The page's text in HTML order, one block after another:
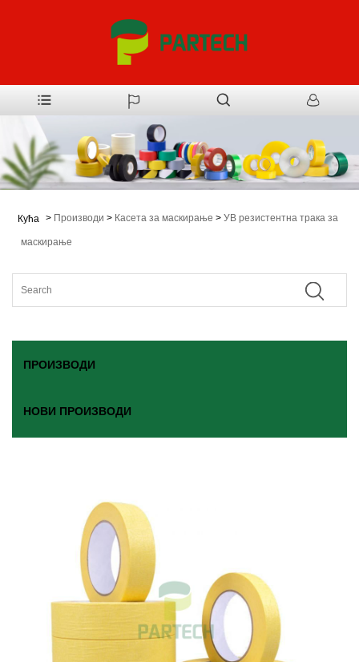
Кућа > Производи > Касета за маскирање > УВ резистентна трака за
маскирање
ПРОИЗВОДИ
НОВИ ПРОИЗВОДИ